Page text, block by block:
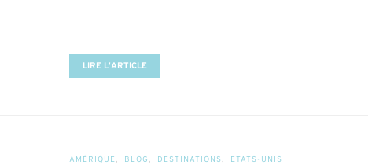
LIRE L'ARTICLE
AMÉRIQUE BLOG DESTINATIONS ETATS-UNIS